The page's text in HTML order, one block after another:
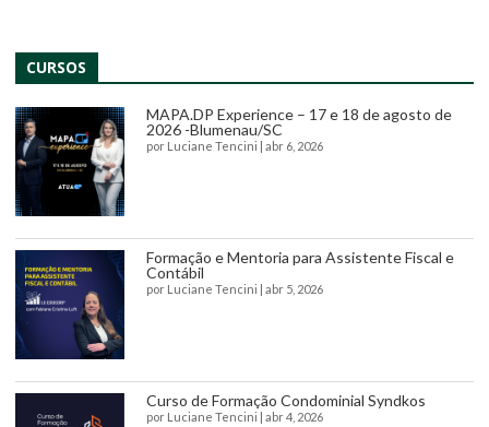
CURSOS
MAPA.DP Experience – 17 e 18 de agosto de
2026 -Blumenau/SC
por Luciane Tencini abr 6, 2026
Formação e Mentoria para Assistente Fiscal e
Contábil
por Luciane Tencini abr 5, 2026
Curso de Formação Condominial Syndkos
por Luciane Tencini abr 4, 2026